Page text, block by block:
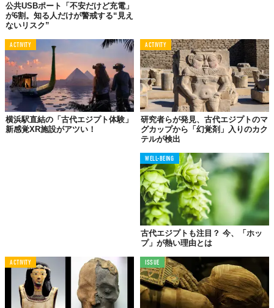
り寄せていたのではないかと推測する。
“エキゾチック”なものを好んだであろう古代エジプト人たちが、
当時からグローバルな貿易をしていたことの表れのひとつかもし
れない。
Reference: Teasing out the secret recipes for mummification in ancient Egypt,Biomolecular
analyses enable new insights into ancient Egyptian embalming
Top image: © iStock.com/KenWiedemann
TABI LABO
この世界は、もっと広いはずだ。
公共USBポート「不安だけど充電」
が6割。知る人だけが警戒する“見え
ないリスク”
ACTIVITY
横浜駅直結の「古代エジプト体験」
新感覚XR施設がアツい！
ACTIVITY
研究者らが発見、古代エジプトのマ
グカップから「幻覚剤」入りのカク
テルが検出
WELL-BEING
古代エジプトも注目？ 今、「ホッ
プ」が熱い理由とは
ACTIVITY ISSUE